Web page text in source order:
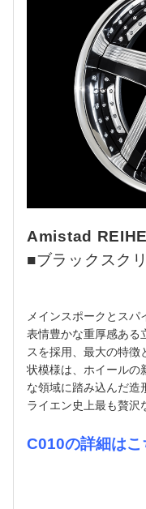
Amistad
■ブラックスク
メインスポークとス
表情豊かな重厚感ある
スを採用、最大の特徴
状模様は、ホイールの
な領域に踏み込んだ造
ライエン史上最も贅沢
C010の詳細はこ